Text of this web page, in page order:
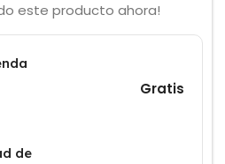
este producto ahora!
Gratis
de